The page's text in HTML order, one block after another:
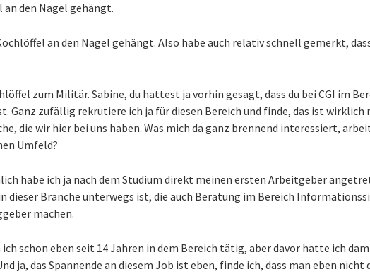
an den Nagel gehängt.
an den Nagel gehängt. Also habe auch relativ schnell gemerkt,
zum Militär. Sabine, du hattest ja vorhin gesagt, dass du bei CGI im
Ganz zufällig rekrutiere ich ja für diesen Bereich und finde, das ist wirklich
die wir hier bei uns haben. Was mich da ganz brennend interessiert,
Umfeld?
habe ich ja nach dem Studium direkt meinen ersten Arbeitgeber
dieser Branche unterwegs ist, die auch Beratung im Bereich
machen.
schon eben seit 14 Jahren in dem Bereich tätig, aber davor hatte ich
ja, das Spannende an diesem Job ist eben, finde ich, dass man eben nicht